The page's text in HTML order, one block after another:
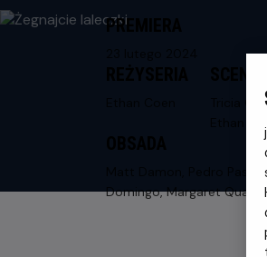
PREMIERA
Tricia
Matt Damon, Pedro
Domingo, Margaret